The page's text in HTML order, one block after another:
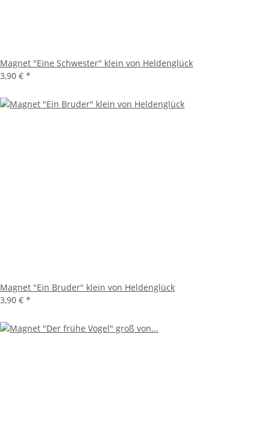
Magnet "Eine Schwester" klein von Heldenglück
3,90 € *
Magnet "Ein Bruder" klein von Heldenglück
3,90 € *